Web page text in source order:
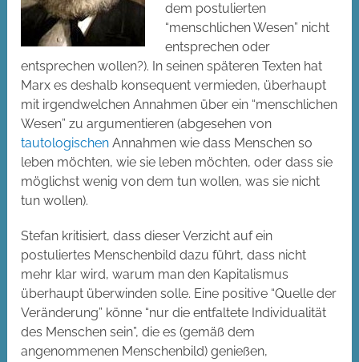
dem postulierten
“menschlichen Wesen” nicht
entsprechen oder
entsprechen wollen?). In seinen späteren Texten hat
Marx es deshalb konsequent vermieden, überhaupt
mit irgendwelchen Annahmen über ein “menschlichen
Wesen” zu argumentieren (abgesehen von
tautologischen Annahmen wie dass Menschen so
leben möchten, wie sie leben möchten, oder dass sie
möglichst wenig von dem tun wollen, was sie nicht
tun wollen).
Stefan kritisiert, dass dieser Verzicht auf ein
postuliertes Menschenbild dazu führt, dass nicht
mehr klar wird, warum man den Kapitalismus
überhaupt überwinden solle. Eine positive “Quelle der
Veränderung” könne “nur die entfaltete Individualität
des Menschen sein”, die es (gemäß dem
angenommenen Menschenbild) genießen,